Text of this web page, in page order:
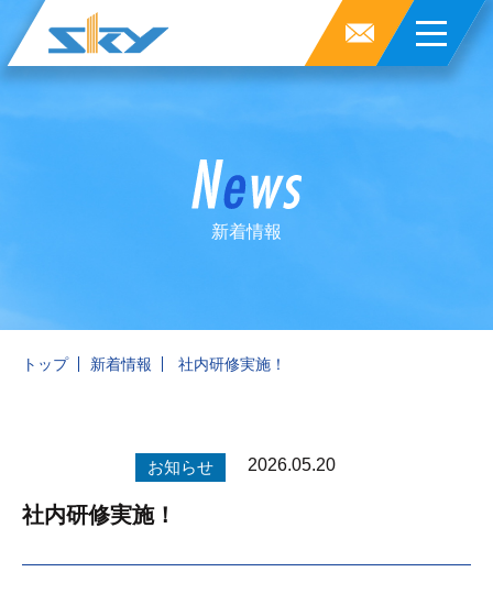
新着情報
トップ 新着情報 社内研修実施！
お知らせ 2026.05.20
社内研修実施！